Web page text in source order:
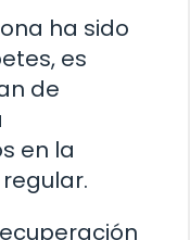
ha sido
es
de
en la